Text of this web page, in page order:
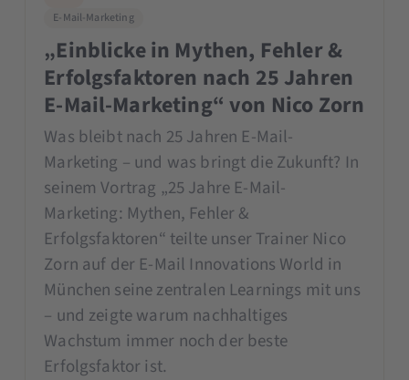
E-Mail-Marketing
„Einblicke in Mythen, Fehler &
Erfolgsfaktoren nach 25 Jahren
E-Mail-Marketing“ von Nico Zorn
Was bleibt nach 25 Jahren E-Mail-
Marketing – und was bringt die Zukunft? In
seinem Vortrag „25 Jahre E-Mail-
Marketing: Mythen, Fehler &
Erfolgsfaktoren“ teilte unser Trainer Nico
Zorn auf der E-Mail Innovations World in
München seine zentralen Learnings mit uns
– und zeigte warum nachhaltiges
Wachstum immer noch der beste
Erfolgsfaktor ist.